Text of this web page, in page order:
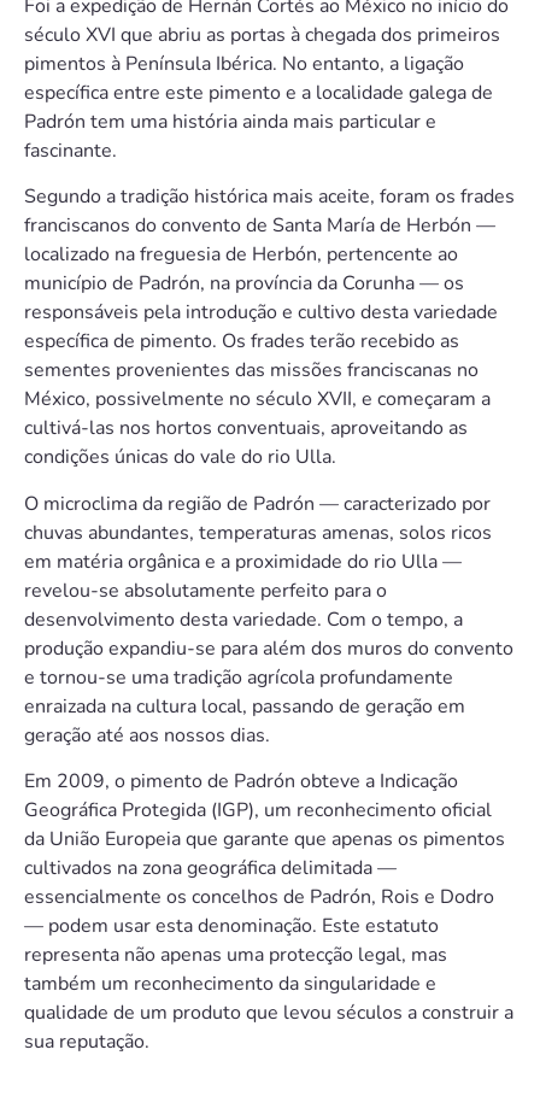
Foi a expedição de Hernán Cortés ao México no início do
século XVI que abriu as portas à chegada dos primeiros
pimentos à Península Ibérica. No entanto, a ligação
específica entre este pimento e a localidade galega de
Padrón tem uma história ainda mais particular e
fascinante.
Segundo a tradição histórica mais aceite, foram os frades
franciscanos do convento de Santa María de Herbón —
localizado na freguesia de Herbón, pertencente ao
município de Padrón, na província da Corunha — os
responsáveis pela introdução e cultivo desta variedade
específica de pimento. Os frades terão recebido as
sementes provenientes das missões franciscanas no
México, possivelmente no século XVII, e começaram a
cultivá-las nos hortos conventuais, aproveitando as
condições únicas do vale do rio Ulla.
O microclima da região de Padrón — caracterizado por
chuvas abundantes, temperaturas amenas, solos ricos
em matéria orgânica e a proximidade do rio Ulla —
revelou-se absolutamente perfeito para o
desenvolvimento desta variedade. Com o tempo, a
produção expandiu-se para além dos muros do convento
e tornou-se uma tradição agrícola profundamente
enraizada na cultura local, passando de geração em
geração até aos nossos dias.
Em 2009, o pimento de Padrón obteve a Indicação
Geográfica Protegida (IGP), um reconhecimento oficial
da União Europeia que garante que apenas os pimentos
cultivados na zona geográfica delimitada —
essencialmente os concelhos de Padrón, Rois e Dodro
— podem usar esta denominação. Este estatuto
representa não apenas uma protecção legal, mas
também um reconhecimento da singularidade e
qualidade de um produto que levou séculos a construir a
sua reputação.